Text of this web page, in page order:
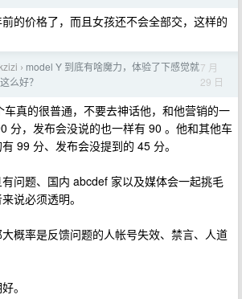
的价格了，而且女孩还不会全部交，这样的
› model Y 到底有啥魔力，体验了下感觉就
么好？
7 月
29 日
真的很普通，不要去神话他，和他营销的一
分，发布会没说的也一样有 90 。他和其他车
99 分、发布会没提到的 45 分。
问题、国内 abcdef 家以及媒体会一起挑毛
说必须透明。
概率是反馈问题的人帐号失效、禁言、人道
。